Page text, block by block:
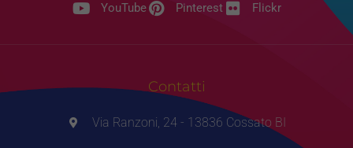
YouTube
Pinterest Flickr
Contatti
Via Ranzoni, 24 - 13836 Cossato BI